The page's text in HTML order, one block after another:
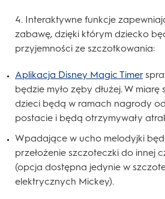
4. Interaktywne funkcje
zabawę, dzięki którym dziecko
przyjemności ze szczotkowania:
Aplikacja Disney Magic Timer
będzie myło zęby dłużej. W
dzieci będą w ramach nagrody
postacie i będą otrzymywały
Wpadające w ucho melodyjki
przełożenie szczoteczki do innej
(opcja dostępna jedynie w
elektrycznych Mickey).